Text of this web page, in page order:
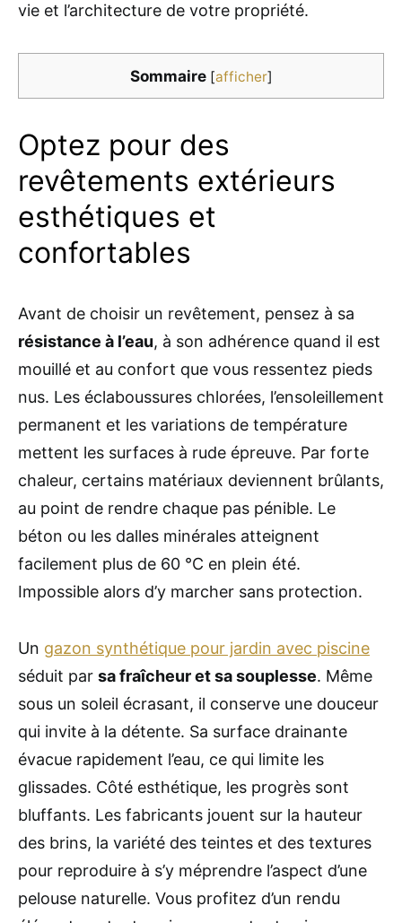
vie et l’architecture de votre propriété.
Sommaire [afficher]
Optez pour des
revêtements extérieurs
esthétiques et
confortables
Avant de choisir un revêtement, pensez à sa
résistance à l’eau, à son adhérence quand il est
mouillé et au confort que vous ressentez pieds
nus. Les éclaboussures chlorées, l’ensoleillement
permanent et les variations de température
mettent les surfaces à rude épreuve. Par forte
chaleur, certains matériaux deviennent brûlants,
au point de rendre chaque pas pénible. Le
béton ou les dalles minérales atteignent
facilement plus de 60 °C en plein été.
Impossible alors d’y marcher sans protection.
Un gazon synthétique pour jardin avec piscine
séduit par sa fraîcheur et sa souplesse. Même
sous un soleil écrasant, il conserve une douceur
qui invite à la détente. Sa surface drainante
évacue rapidement l’eau, ce qui limite les
glissades. Côté esthétique, les progrès sont
bluffants. Les fabricants jouent sur la hauteur
des brins, la variété des teintes et des textures
pour reproduire à s’y méprendre l’aspect d’une
pelouse naturelle. Vous profitez d’un rendu